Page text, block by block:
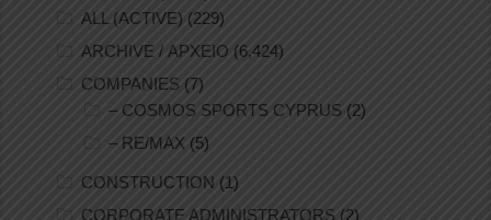
ALL (ACTIVE) (229)
ARCHIVE / ΑΡΧΕΙΟ (6,424)
COMPANIES (7)
– COSMOS SPORTS CYPRUS (2)
– RE/MAX (5)
CONSTRUCTION (1)
CORPORATE ADMINISTRATORS (2)